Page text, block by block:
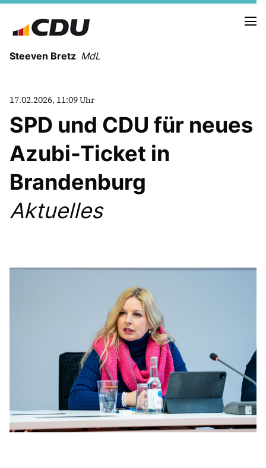
Steeven Bretz MdL
VITA
WAHLKREISBESUCHE
PRESSEFOTOS
MEIN BÜRGERBÜRO
Anträge CDU
Kleine Anfragen
CDU Deutschland
CDU Fraktion im Brandenburger Landtag
CDU Brandenburg
CDU Potsdam
17.02.2026, 11:09 Uhr
SPD und CDU für neues
Azubi-Ticket in
Brandenburg
Aktuelles